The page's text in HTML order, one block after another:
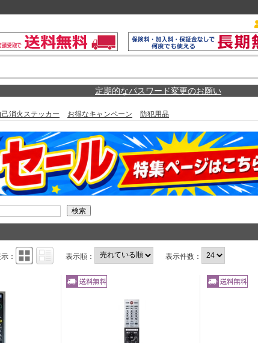
定期的なパスワード変更のお願い
己消火ステッカー お得なキャンペーン 防犯用品
： 表示順： 表示件数：